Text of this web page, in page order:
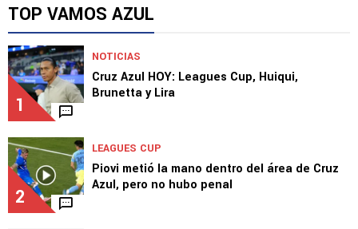
TOP VAMOS AZUL
1
NOTICIAS
Cruz Azul HOY: Leagues Cup, Huiqui,
Brunetta y Lira
2
LEAGUES CUP
Piovi metió la mano dentro del área de Cruz
Azul, pero no hubo penal